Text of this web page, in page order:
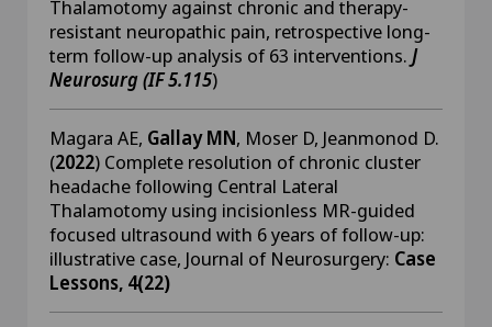
Thalamotomy against chronic and therapy-
resistant neuropathic pain, retrospective long-
term follow-up analysis of 63 interventions. J
Neurosurg (IF 5.115)
Magara AE, Gallay MN, Moser D, Jeanmonod D.
(2022) Complete resolution of chronic cluster
headache following Central Lateral
Thalamotomy using incisionless MR-guided
focused ultrasound with 6 years of follow-up:
illustrative case, Journal of Neurosurgery: Case
Lessons, 4(22)